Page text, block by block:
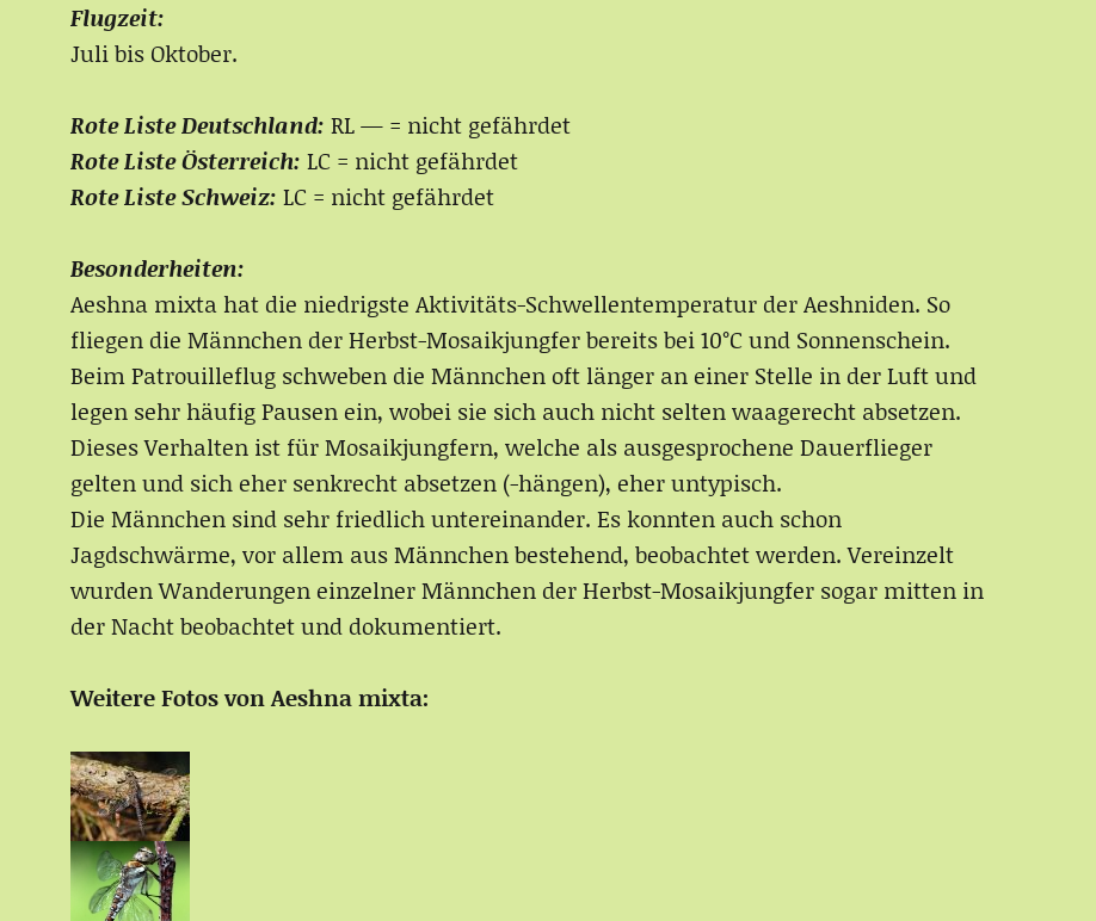
Flugzeit:
Juli bis Oktober.
Rote Liste Deutschland: RL — = nicht gefährdet
Rote Liste Österreich:LC = nicht gefährdet
Rote Liste Schweiz:LC = nicht gefährdet
Besonderheiten:
Aeshna mixta hat die niedrigste Aktivitäts-Schwellentemperatur der Aeshniden. So
fliegen die Männchen der Herbst-Mosaikjungfer bereits bei 10°C und Sonnenschein.
Beim Patrouilleflug schweben die Männchen oft länger an einer Stelle in der Luft und
legen sehr häufig Pausen ein, wobei sie sich auch nicht selten waagerecht absetzen.
Dieses Verhalten ist für Mosaikjungfern, welche als ausgesprochene Dauerflieger
gelten und sich eher senkrecht absetzen (-hängen), eher untypisch.
Die Männchen sind sehr friedlich untereinander. Es konnten auch schon
Jagdschwärme, vor allem aus Männchen bestehend, beobachtet werden. Vereinzelt
wurden Wanderungen einzelner Männchen der Herbst-Mosaikjungfer sogar mitten in
der Nacht beobachtet und dokumentiert.
Weitere Fotos von Aeshna mixta: